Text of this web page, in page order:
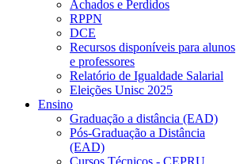
Achados e Perdidos
RPPN
DCE
Recursos disponíveis para alunos
e professores
Relatório de Igualdade Salarial
Eleições Unisc 2025
Ensino
Graduação a distância (EAD)
Pós-Graduação a Distância
(EAD)
Cursos Técnicos - CEPRU